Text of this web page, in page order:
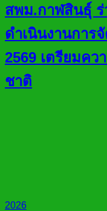
สพม.กาฬสินธุ์
ดำเนินงานการ
2569 เตรียมค
ชาติ
2026